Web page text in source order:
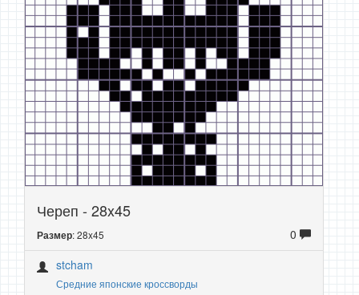
Череп - 28x45
Размер: 28x45
0
stcham
Средние японские кроссворды